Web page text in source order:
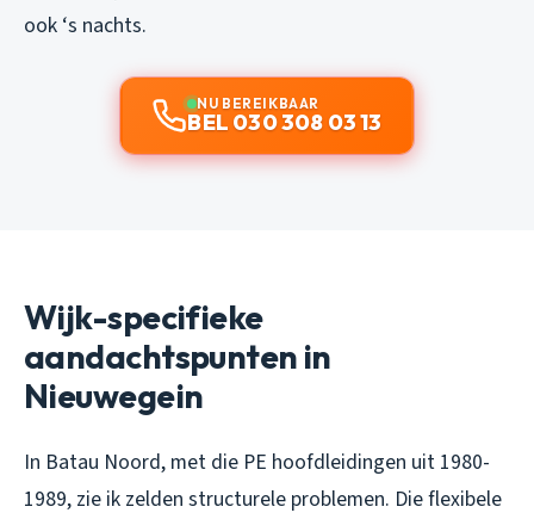
ook ‘s nachts.
NU BEREIKBAAR
BEL 030 308 03 13
Wijk-specifieke
aandachtspunten in
Nieuwegein
In Batau Noord, met die PE hoofdleidingen uit 1980-
1989, zie ik zelden structurele problemen. Die flexibele